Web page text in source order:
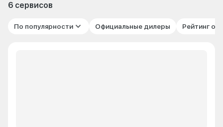
6 сервисов
По популярности Официальные дилеры Рейтинг